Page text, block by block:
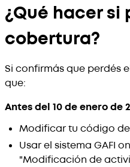
¿Qué hacer si
cobertura?
Si confirmás que perdés
que:
Antes del 10 de enero de
Modificar tu código de
Usar el sistema GAFI
"Modificación de